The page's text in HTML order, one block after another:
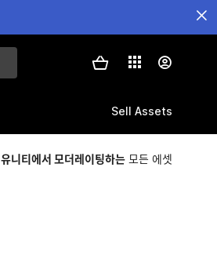
Sell Assets
유니티에서 모더레이팅하는 모든 에셋